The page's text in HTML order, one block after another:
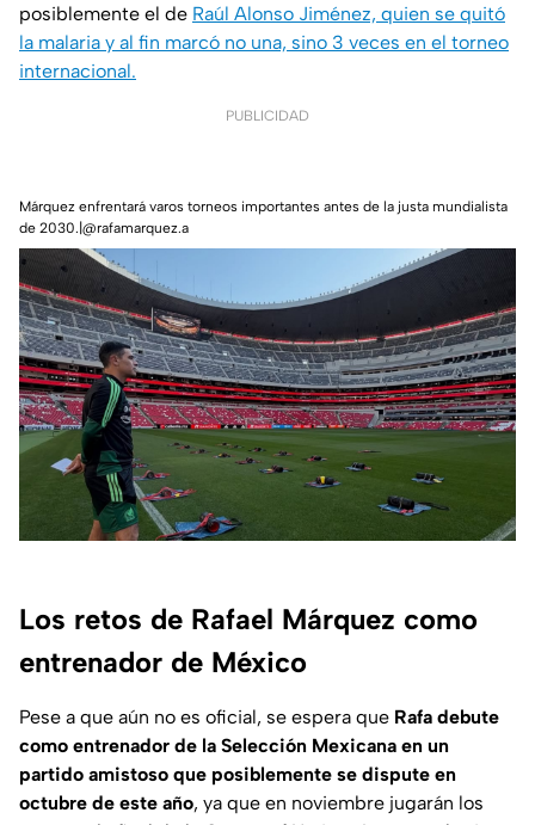
posiblemente el de Raúl Alonso Jiménez, quien se quitó
la malaria y al fin marcó no una, sino 3 veces en el torneo
internacional.
PUBLICIDAD
Márquez enfrentará varos torneos importantes antes de la justa mundialista
de 2030.|@rafamarquez.a
Los retos de Rafael Márquez como
entrenador de México
Pese a que aún no es oficial, se espera que Rafa debute
como entrenador de la Selección Mexicana en un
partido amistoso que posiblemente se dispute en
octubre de este año, ya que en noviembre jugarán los